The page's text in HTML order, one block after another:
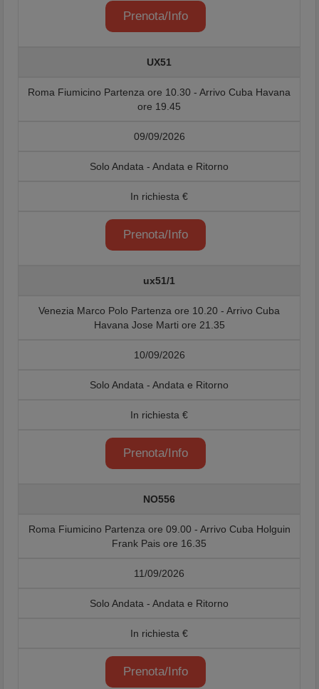
Prenota/Info
UX51
Roma Fiumicino Partenza ore 10.30 - Arrivo Cuba Havana
ore 19.45
09/09/2026
Solo Andata - Andata e Ritorno
In richiesta €
Prenota/Info
ux51/1
Venezia Marco Polo Partenza ore 10.20 - Arrivo Cuba
Havana Jose Marti ore 21.35
10/09/2026
Solo Andata - Andata e Ritorno
In richiesta €
Prenota/Info
NO556
Roma Fiumicino Partenza ore 09.00 - Arrivo Cuba Holguin
Frank Pais ore 16.35
11/09/2026
Solo Andata - Andata e Ritorno
In richiesta €
Prenota/Info